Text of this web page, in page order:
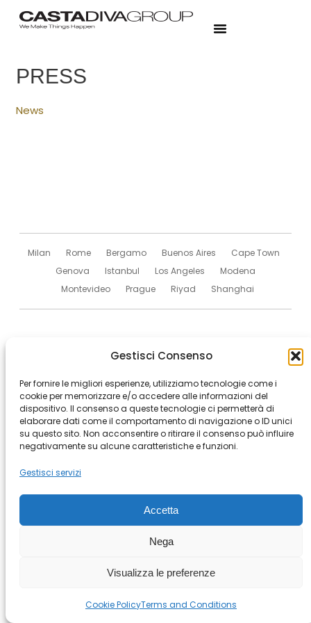
Gestisci Consenso
Per fornire le migliori esperienze, utilizziamo tecnologie come i
cookie per memorizzare e/o accedere alle informazioni del
dispositivo. Il consenso a queste tecnologie ci permetterà di
elaborare dati come il comportamento di navigazione o ID unici
su questo sito. Non acconsentire o ritirare il consenso può influire
negativamente su alcune caratteristiche e funzioni.
Gestisci servizi
Accetta
Nega
Visualizza le preferenze
Cookie PolicyTerms and Conditions
PRESS
News
Milan Rome Bergamo Buenos Aires
Cape Town
Genova
Istanbul Los Angeles
Modena
Montevideo
Prague Riyad Shanghai
© Copyright 2026 All rights Reserved.
03076890965
Terms and Conditions–Cookie Policy
–Policy Whistleblowing–
Segnalazioni Whistleblowing